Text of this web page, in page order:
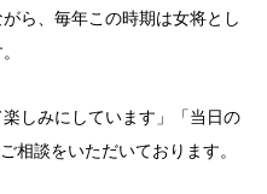
ら、毎年この時期は女将とし
しみにしています」「当日の
相談をいただいております。